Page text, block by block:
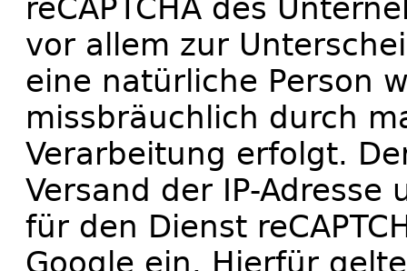
reCAPTCHA des
vor allem zur
eine natürliche Person
missbräuchlich durch
Verarbeitung erfolgt.
Versand der IP-
für den Dienst
Google ein. Hierfür